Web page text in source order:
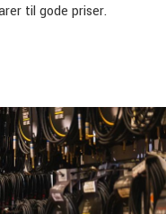
til gode priser.